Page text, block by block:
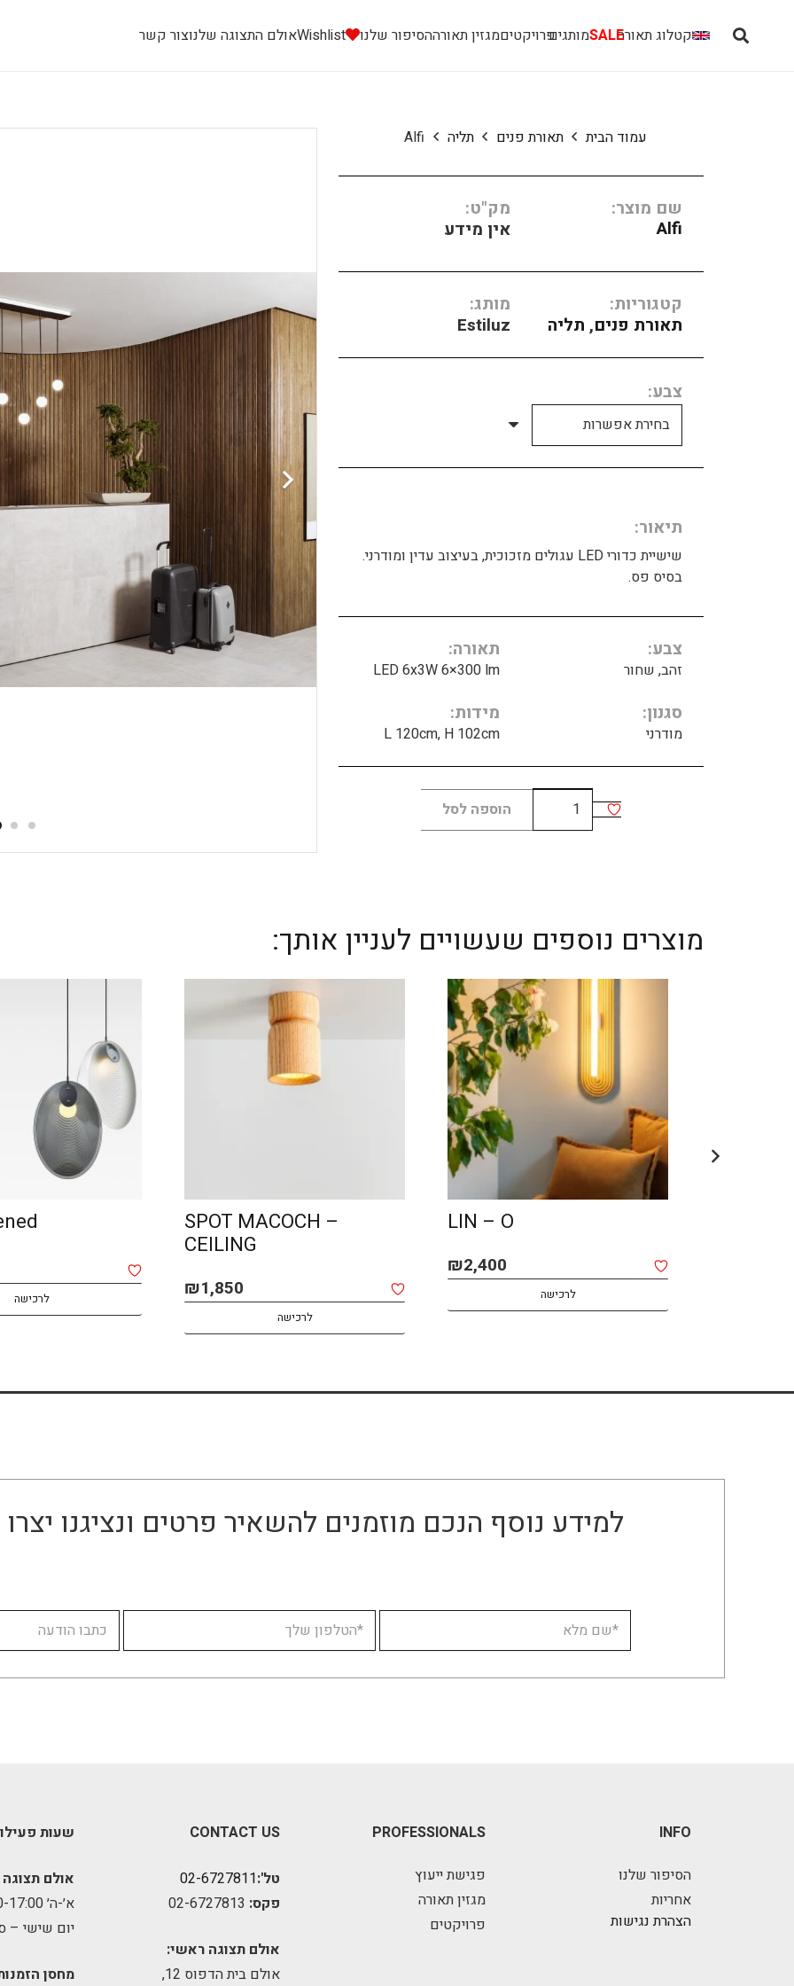
קטלוג תאורהSALEמותגיםפרויקטיםמגזין תאורההסיפור שלנו Wishlistאולם התצוגה שלנוצור קשר
עמוד הבית תאורת פנים תליה Alfi
שם מוצר:
Alfi
מק"ט:
אין מידע
קטגוריות:
תאורת פנים, תליה
מותג:
Estiluz
צבע
תיאור
שישיית כדורי LED עגולים מזכוכית, בעיצוב עדין ומודרני.
בסיס פס.
צבע
זהב, שחור
תאורה
LED 6x3W 6×300 lm
סגנון
מודרני
מידות
L 120cm, H 102cm
כמות
של
הוספה לסל
מוצרים נוספים שעשויים לעניין אותך:
SPOT MACOCH –
₪1,850
AMA opened
BOMMA
לרכישה לרכישה
למידע נוסף הנכם מוזמנים להשאיר פרטים ונציגנו
INFO
הסיפור שלנו
אחריות
הצהרת נגישות
PROFESSIONALS
פגישת ייעוץ
מגזין תאורה
פרויקטים
CONTACT US
טל':02-6727811
פקס:
אולם תצוגה ראשי:
אולם בית הדפוס 12,
שעות
אולם
א׳-ה׳ 09:00-17:00
יום שישי –
מחסן